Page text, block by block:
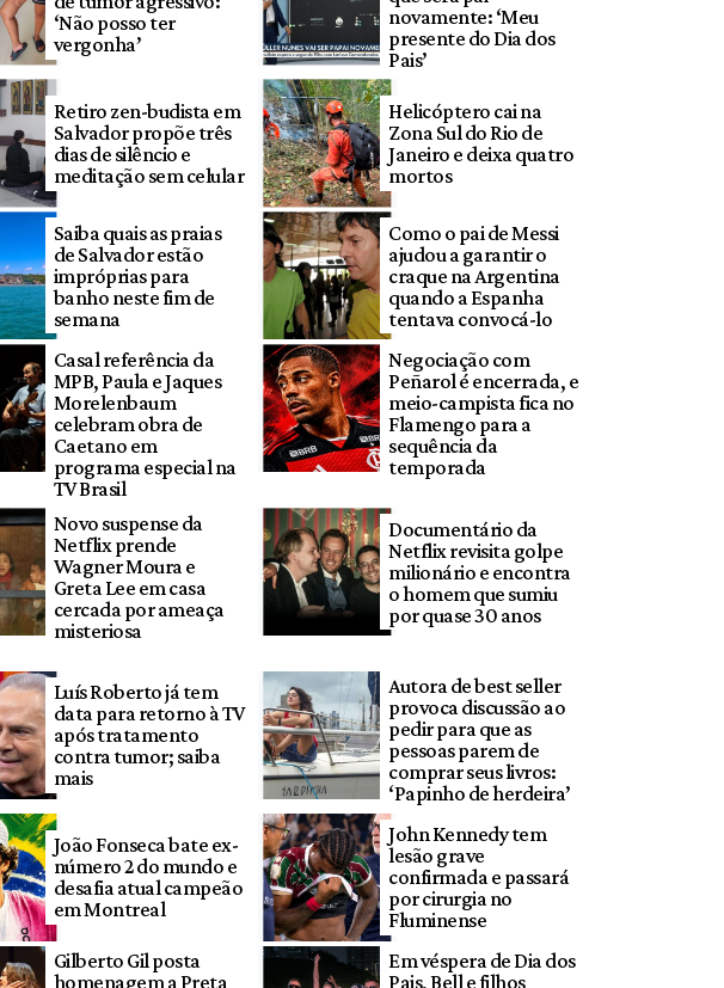
‘Não posso ter
vergonha’
novamente: ‘Meu
presente do Dia dos
Pais’
Retiro zen-budista em
Salvador propõe três
dias de silêncio e
meditação sem celular
Helicóptero cai na
Zona Sul do Rio de
Janeiro e deixa quatro
mortos
Saiba quais as praias
de Salvador estão
impróprias para
banho neste fim de
semana
Como o pai de Messi
ajudou a garantir o
craque na Argentina
quando a Espanha
tentava convocá-lo
Casal referência da
MPB, Paula e Jaques
Morelenbaum
celebram obra de
Caetano em
programa especial na
TV Brasil
Negociação com
Peñarol é encerrada, e
meio-campista fica no
Flamengo para a
sequência da
temporada
Novo suspense da
Netflix prende
Wagner Moura e
Greta Lee em casa
cercada por ameaça
misteriosa
Documentário da
Netflix revisita golpe
milionário e encontra
o homem que sumiu
por quase 30 anos
Luís Roberto já tem
data para retorno à TV
após tratamento
contra tumor; saiba
mais
Autora de best seller
provoca discussão ao
pedir para que as
pessoas parem de
comprar seus livros:
‘Papinho de herdeira’
João Fonseca bate ex-
número 2 do mundo e
desafia atual campeão
em Montreal
John Kennedy tem
lesão grave
confirmada e passará
por cirurgia no
Fluminense
Gilberto Gil posta
homenagem a Preta
Em véspera de Dia dos
Pais, Bell e filhos